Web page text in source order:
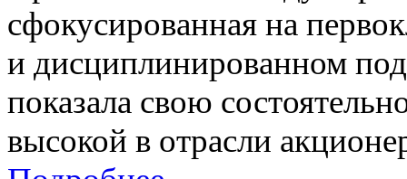
сфокусированная на
и дисциплинированном
показала свою
высокой в отрасли